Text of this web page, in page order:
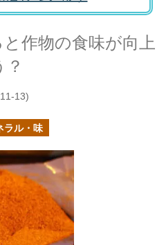
作物の食味が向上
13)
ラル・味